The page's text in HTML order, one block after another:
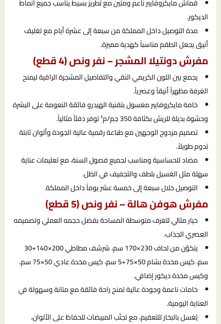
قماش مايكروفايبر ناعم ومتين مع تطريز بسيط يناسب جميع أنماط
الديكور.
مدة التوصيل داخل المملكة من سبعة إلى عشرة أيام مع تغليف
أنيق يجعل الطقم مناسباً كهدية مميزة.
مفرش دونتيلا المشجر – نفر ونص (4 قطع)
يجمع بين اللون الكريمي النقي والتفاصيل المشجرة الراقية ليمنح
الغرفة مظهراً أنيقاً وعصرياً.
خامة مايكروفايبر مغسول بتقنية الهيدرو فائقة النعومة على البشرة
وحشوة بديلة للريش بكثافة 350 جم/م² توفر دفئاً مثالياً.
تصميم مزدوج الوجهين مع طباعة رقمية عالية الجودة وألوان ثابتة
تدوم طويلاً.
مضاد للحساسية ومناسب لجميع فصول السنة، مع تعليمات عناية
سهلة مثل الغسيل بلطف والتجفيف في الظل.
التوصيل خلال سبعة إلى خمسة عشر يوماً داخل المملكة.
مفرش هوفن هالة – نفر ونص (5 قطع)
خيار مثالي للغرف متوسطة المساحة بفضل حجمه العملي وتصميمه
العصري الجذاب.
يتكوّن من لحاف 230×170 سم، شرشف مطاطي 200×140+30
سم، كيس مخدة بشام 50×75+5 سم، كيس مخدة عادي 50×75 سم،
وكيس مخدة ديكور إضافي.
خامات ناعمة وجودة عالية تمنح راحة فائقة مع متانة وسهولة في
العناية اليومية.
يُغسل بالبخار للتعقيم، مع تجنّب المبيضات للحفاظ على الألوان،